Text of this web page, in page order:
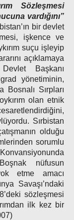
Sözleşmesi
vardığını”
bir devlet
işkence ve
suçu işleyip
açıklamaya
Başkanı
yönetiminin,
Bosnalı Sırpları
olan etnik
Sırbistan
olduğu
sorumlu
Konvansiyonunda
nüfusun
etme amacı
Savaşı’ndaki
sözleşmesi
ilk kez bir